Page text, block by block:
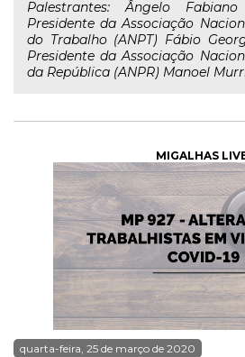
Palestrantes: Ângelo
Presidente da Associação
do Trabalho (ANPT) Fábio
Presidente da Associação
da República (ANPR) Manoel
MIGALHAS
quarta-feira, 25 de março de 2020